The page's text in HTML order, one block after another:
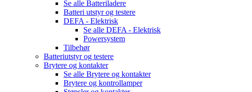
Se alle Batteriladere
Batteri utstyr og testere
DEFA - Elektrisk
Se alle DEFA - Elektrisk
Powersystem
Tilbehør
Batteriutstyr og testere
Brytere og kontakter
Se alle Brytere og kontakter
Brytere og kontrollamper